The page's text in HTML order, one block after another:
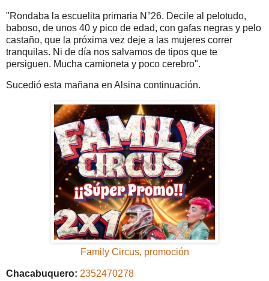
"Rondaba la escuelita primaria N°26. Decile al pelotudo,
baboso, de unos 40 y pico de edad, con gafas negras y pelo
castaño, que la próxima vez deje a las mujeres correr
tranquilas. Ni de día nos salvamos de tipos que te
persiguen. Mucha camioneta y poco cerebro".
Sucedió esta mañana en Alsina continuación.
Family Circus, promoción
Chacabuquero: 2352470278